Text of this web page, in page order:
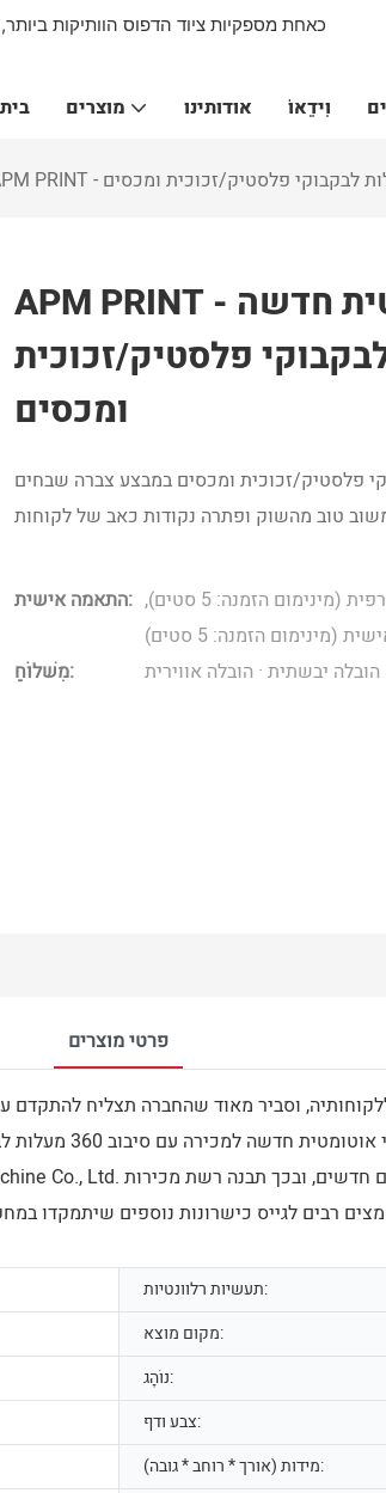
בית מוצרים אודותינו וִידֵאוֹ
APM PRINT - מכונת הדפסת משי אוטומטית חדשה
360 מעלות לבקבוקי פלסטיק/זכוכית
ומכסים
חדשה לסיבוב 360 מעלות לבקבוקי פלסטיק/זכוכית ומכסים במבצע צברה שבחים
התאמה אישית: לוגו מותאם אישית (מינימום הזמנה: 5 סטים), התאמה אישית גרפית (מינימום הזמנה: 5 סטים),
(מינימום הזמנה: 5 סטים)
מִשׁלוֹחַ:
יבשתית · הובלה אווירית
פרטי מוצרים
מלבד היתרונות
רבים לגייס כישרונות נוספים שיתמקדו
תעשיות רלוונטיות:
מקום מוצא:
נוֹהָג:
צבע ודף:
מידות (אורך * רוחב * גובה):